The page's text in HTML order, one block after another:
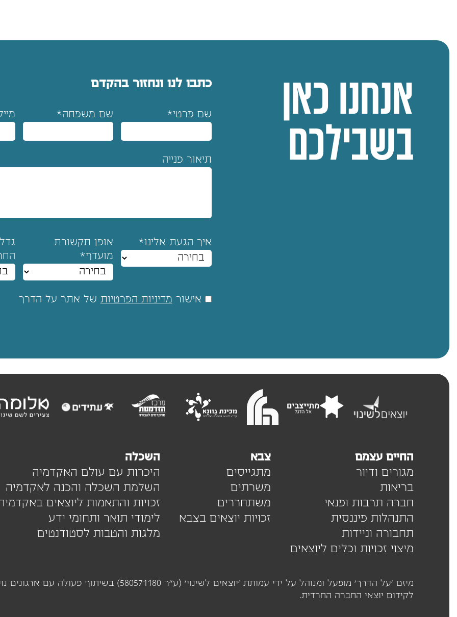
אנחנו כאן
בשבילכם
כתבו לנו ונחזור בהקדם
שם פרטי* שם משפחה*
תיאור פנייה
איך הגעת אלינו*
אופן תקשורת
מועדף*
אישור מדיניות הפרטיות של אתר על הדרך
החיים עצמם
מגורים ודיור
בריאות
חברה תרבות ופנאי
התנהלות פיננסית
תחבורה וניידות
מיצוי זכויות וכלים ליוצאים
צבא
מתגייסים
משרתים
משתחררים
זכויות יוצאים בצבא
השכלה
היכרות עם עולם האקדמיה
השלמת השכלה והכנה לאקדמיה
זכויות והתאמות ליוצאים
לימודי תואר ותחומי ידע
מלגות והטבות לסטודנטים
מיזם 'על הדרך' מופעל ומנוהל על ידי עמותת 'יוצאים
לקידום יוצאי החברה החרדית.